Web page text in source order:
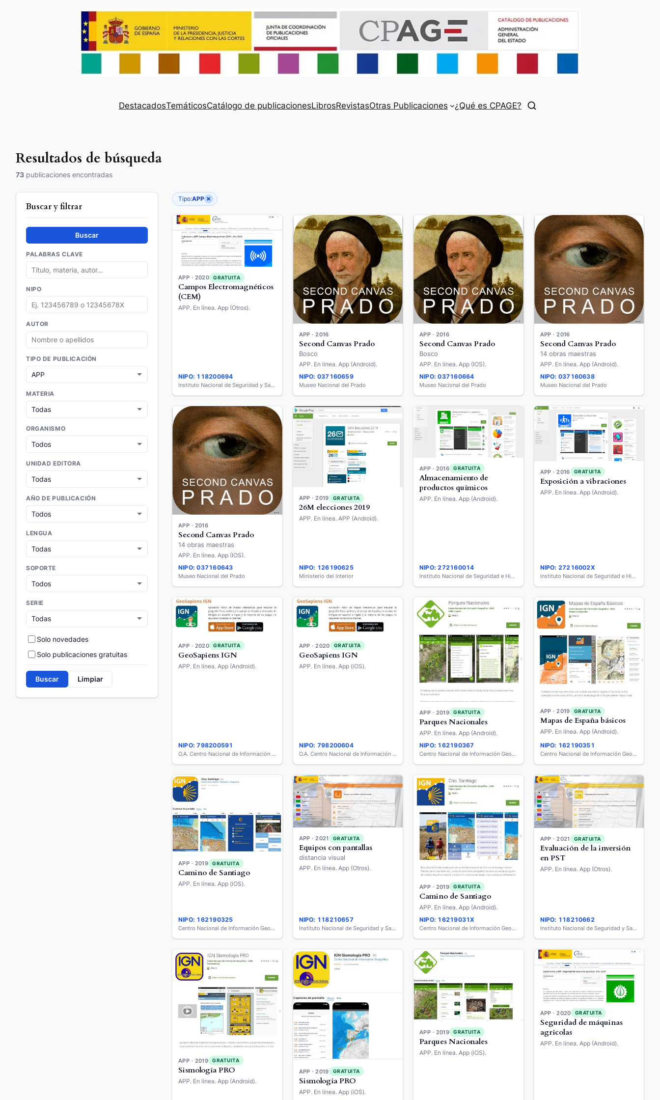
DestacadosTemáticosCatálogo de publicacionesLibrosRevistasOtras Publicaciones ¿Qué es CPAGE?
Resultados de búsqueda
73 publicaciones encontradas
Buscar y filtrar
Buscar
PALABRAS CLAVE
NIPO
AUTOR
TIPO DE PUBLICACIÓN
MATERIA
ORGANISMO
UNIDAD EDITORA
AÑO DE PUBLICACIÓN
LENGUA
SOPORTE
SERIE
Solo novedades
Solo publicaciones gratuitas
Buscar Limpiar
Tipo:APP ×
APP · 2020 GRATUITA
Campos Electromagnéticos
(CEM)
APP. En línea. App (Otros).
NIPO: 118200694
Instituto Nacional de Seguridad y Salud en el Trabajo
APP · 2016
Second Canvas Prado
Bosco
APP. En línea. App (Android).
NIPO: 037160659
Museo Nacional del Prado
APP · 2016
Second Canvas Prado
Bosco
APP. En línea. App (IOS).
NIPO: 037160664
Museo Nacional del Prado
APP · 2016
Second Canvas Prado
14 obras maestras
APP. En línea. App (Android).
NIPO: 037160638
Museo Nacional del Prado
APP · 2016
Second Canvas Prado
14 obras maestras
APP. En línea. App (IOS).
NIPO: 037160643
Museo Nacional del Prado
APP · 2019 GRATUITA
26M elecciones 2019
APP. En línea. APP (Android).
NIPO: 126190625
Ministerio del Interior
APP · 2016 GRATUITA
Almacenamiento de
productos químicos
APP. En línea. App (Android).
NIPO: 272160014
Instituto Nacional de Seguridad e Higiene en el Trabajo
APP · 2016 GRATUITA
Exposición a vibraciones
APP. En línea. App (Android).
NIPO: 27216002X
Instituto Nacional de Seguridad e Higiene en el Trabajo
APP · 2020 GRATUITA
GeoSapiens IGN
APP. En línea. App (Android).
NIPO: 798200591
O.A. Centro Nacional de Información Geográfica
APP · 2020 GRATUITA
GeoSapiens IGN
APP. En línea. App (iOS).
NIPO: 798200604
O.A. Centro Nacional de Información Geográfica
APP · 2019 GRATUITA
Parques Nacionales
APP. En línea. App (Android).
NIPO: 162190367
Centro Nacional de Información Geográfica
APP · 2019 GRATUITA
Mapas de España básicos
APP. En línea. App (Android).
NIPO: 162190351
Centro Nacional de Información Geográfica
APP · 2019 GRATUITA
Camino de Santiago
APP. En línea. App (iOS).
NIPO: 162190325
Centro Nacional de Información Geográfica
APP · 2021 GRATUITA
Equipos con pantallas
distancia visual
APP. En línea. App (Otros).
NIPO: 118210657
Instituto Nacional de Seguridad y Salud en el Trabajo
APP · 2019 GRATUITA
Camino de Santiago
APP. En línea. App (Android).
NIPO: 16219031X
Centro Nacional de Información Geográfica
APP · 2021 GRATUITA
Evaluación de la inversión
en PST
APP. En línea. App (Otros).
NIPO: 118210662
Instituto Nacional de Seguridad y Salud en el Trabajo
APP · 2019 GRATUITA
Sismología PRO
APP. En línea. App (Android).
APP · 2019 GRATUITA
Sismología PRO
APP. En línea. App (iOS).
APP · 2019 GRATUITA
Parques Nacionales
APP. En línea. App (iOS).
APP · 2020 GRATUITA
Seguridad de máquinas
agrícolas
APP. En línea. App (Android).